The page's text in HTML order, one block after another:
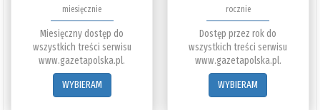
miesięcznie
Miesięczny dostęp do
wszystkich treści serwisu
www.gazetapolska.pl.
WYBIERAM
rocznie
Dostęp przez rok do
wszystkich treści serwisu
www.gazetapolska.pl.
WYBIERAM